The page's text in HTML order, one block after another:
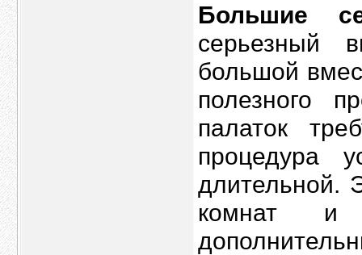
Большие
серьезный
большой
полезного
палаток
процедура
длительной.
комнат и